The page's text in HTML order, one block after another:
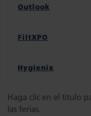
Outlook
FiltXPO
Hygienix
Haga clic en el título
las ferias.